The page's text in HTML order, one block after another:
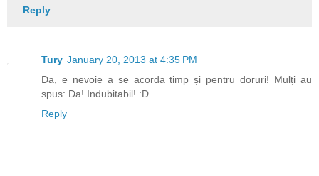
Reply
Tury January 20, 2013 at 4:35 PM
Da, e nevoie a se acorda timp și pentru doruri! Mulți au
spus: Da! Indubitabil! :D
Reply